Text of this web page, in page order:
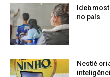
Ideb
no país
Nestlé